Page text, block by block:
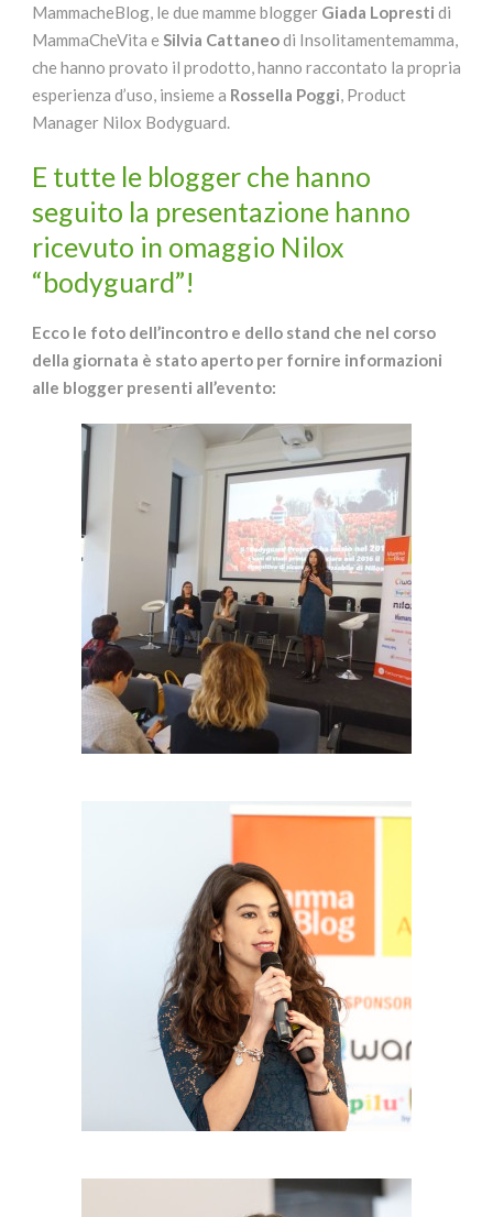
MammacheBlog, le due mamme blogger Giada Lopresti di
MammaCheVita e Silvia Cattaneodi Insolitamentemamma,
che hanno provato il prodotto, hanno raccontato la propria
esperienza d’uso, insieme a Rossella Poggi, Product
Manager Nilox Bodyguard.
E tutte le blogger che hanno
seguito la presentazione hanno
ricevuto in omaggio Nilox
“bodyguard”!
Ecco le foto dell’incontro e dello stand che nel corso
della giornata è stato aperto per fornire informazioni
alle blogger presenti all’evento: